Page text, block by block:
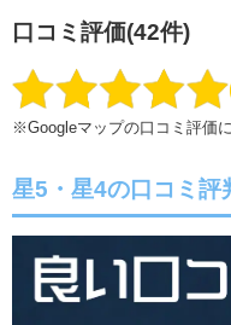
口コミ評価(42件)
※Googleマップの口コミ評価に
星5・星4の口コミ評